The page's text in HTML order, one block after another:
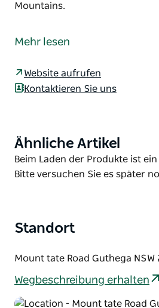
Mountains.
Abschnitt des neuen
Dieser belebende 9 Kilometer
Monero Ngarigo Country
Mountains.
Mehr lesen
Website aufrufen
Kontaktieren Sie uns
Product
List
Ähnliche Artikel
Product
List
Beim Laden der Produkte ist
Bitte versuchen Sie es später
Standort
Mount tate Road Guthega NSW
Wegbeschreibung erhalten